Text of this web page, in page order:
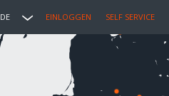
DE EINLOGGEN SELF SERVICE